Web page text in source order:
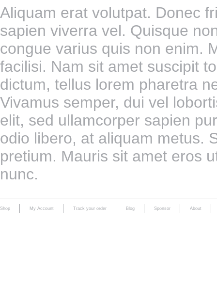
Aliquam erat volutpat. Donec
sapien viverra vel. Quisque
congue varius quis non enim.
facilisi. Nam sit amet suscipit
dictum, tellus lorem pharetra
Vivamus semper, dui vel
elit, sed ullamcorper sapien
odio libero, at aliquam metus.
pretium. Mauris sit amet eros
nunc.
Shop My Account Track your order Blog Sponsor About